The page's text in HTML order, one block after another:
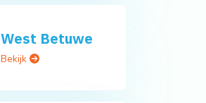
West Betuwe
Bekijk